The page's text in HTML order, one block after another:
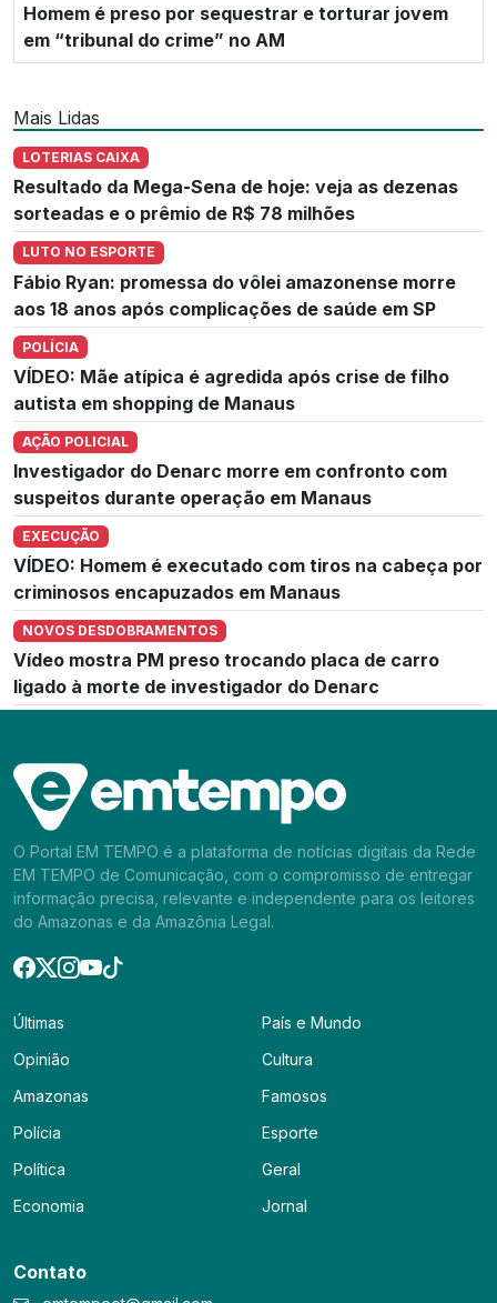
Homem é preso por sequestrar e torturar jovem
em “tribunal do crime” no AM
Mais Lidas
LOTERIAS CAIXA
Resultado da Mega-Sena de hoje: veja as dezenas
sorteadas e o prêmio de R$ 78 milhões
LUTO NO ESPORTE
Fábio Ryan: promessa do vôlei amazonense morre
aos 18 anos após complicações de saúde em SP
POLÍCIA
VÍDEO: Mãe atípica é agredida após crise de filho
autista em shopping de Manaus
AÇÃO POLICIAL
Investigador do Denarc morre em confronto com
suspeitos durante operação em Manaus
EXECUÇÃO
VÍDEO: Homem é executado com tiros na cabeça por
criminosos encapuzados em Manaus
NOVOS DESDOBRAMENTOS
Vídeo mostra PM preso trocando placa de carro
ligado à morte de investigador do Denarc
O Portal EM TEMPO é a plataforma de notícias digitais da Rede
EM TEMPO de Comunicação, com o compromisso de entregar
informação precisa, relevante e independente para os leitores
do Amazonas e da Amazônia Legal.
Últimas
Opinião
Amazonas
Polícia
Política
Economia
País e Mundo
Cultura
Famosos
Esporte
Geral
Jornal
Contato